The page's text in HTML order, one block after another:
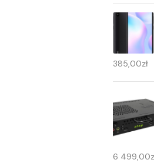
385,00zł
6 499,00